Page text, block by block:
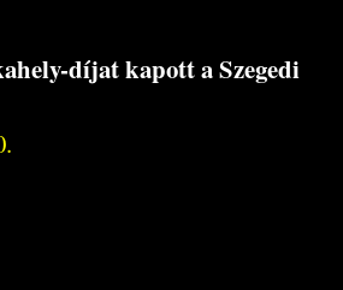
díjat kapott a Szegedi